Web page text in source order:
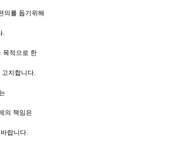
의를 돕기위해
.
목적으로 한
지합니다.
의 책임은
랍니다.